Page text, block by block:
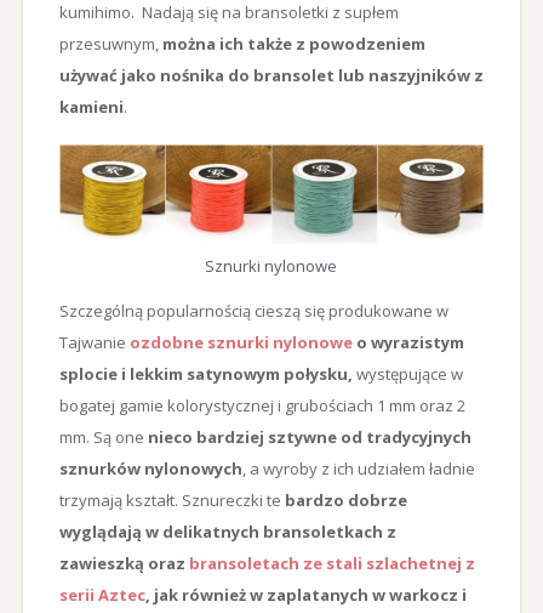
kumihimo. Nadają się na bransoletki z supłem
przesuwnym, można ich także z powodzeniem
używać jako nośnika do bransolet lub naszyjników z
kamieni.
Sznurki nylonowe
Szczególną popularnością cieszą się produkowane w
Tajwanie ozdobne sznurki nylonoweo wyrazistym
splocie i lekkim satynowym połysku, występujące w
bogatej gamie kolorystycznej i grubościach 1 mm oraz 2
mm. Są one nieco bardziej sztywne od tradycyjnych
sznurków nylonowych, a wyroby z ich udziałem ładnie
trzymają kształt. Sznureczki te bardzo dobrze
wyglądają w delikatnych bransoletkach z
zawieszką oraz bransoletach ze stali szlachetnej z
serii Aztec, jak również w zaplatanych w warkocz i